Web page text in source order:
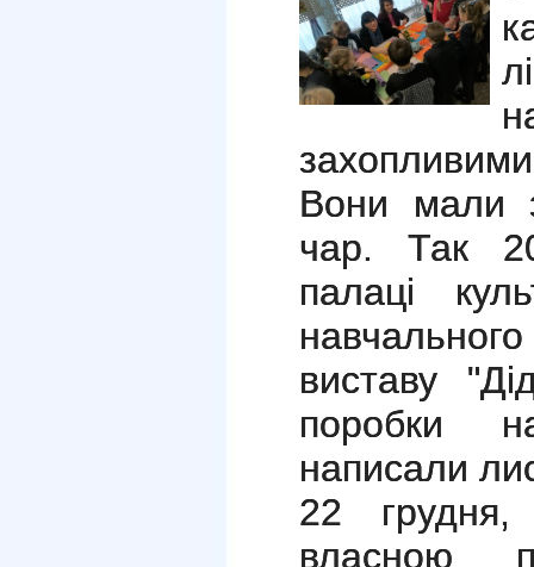
Вони мали
чар. Так
палаці
виставу
поробки
написали
22
власною